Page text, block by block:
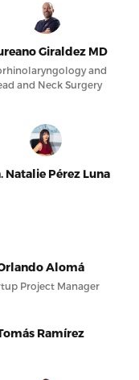
Giraldez MD
and
and Neck Surgery
Natalie Pérez Luna
Alomá
Project Manager
Ramírez